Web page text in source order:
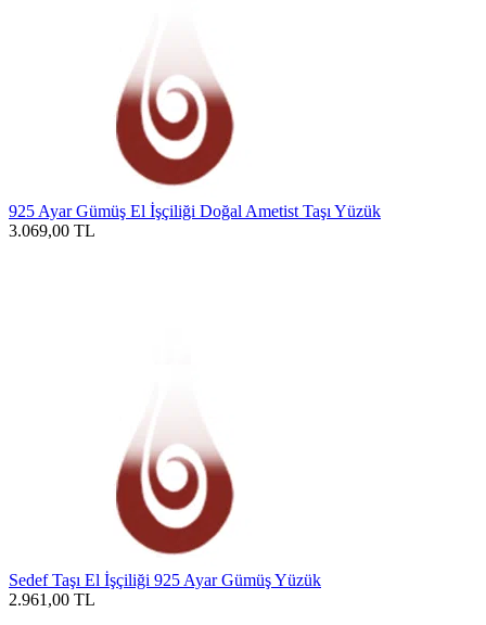
925 Ayar Gümüş El İşçiliği Doğal Ametist Taşı Yüzük
3.069,00 TL
Sedef Taşı El İşçiliği 925 Ayar Gümüş Yüzük
2.961,00 TL